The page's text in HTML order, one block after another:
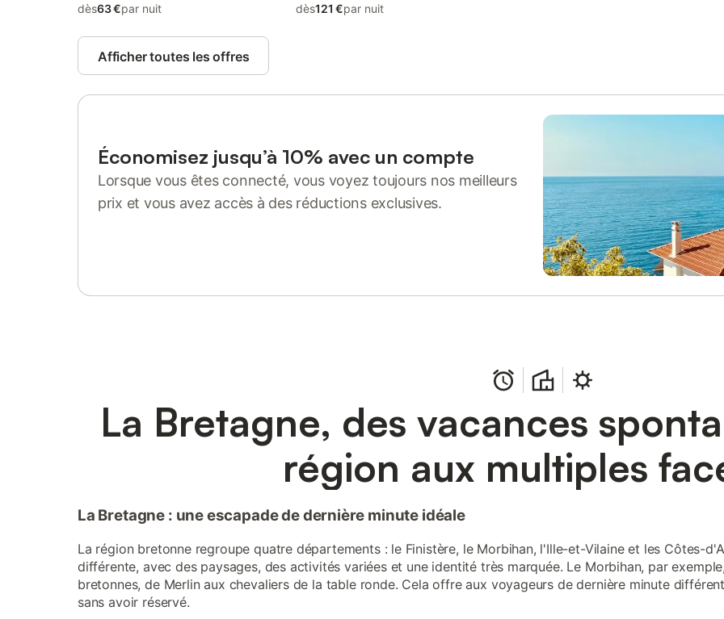
dès63 €par nuit
dès121 €par nuit
Afficher toutes les offres
Économisez jusqu’à 10% avec un compte
Lorsque vous êtes connecté, vous voyez toujours nos meilleurs
prix et vous avez accès à des réductions exclusives.
La Bretagne, des vacances
région aux multiples
La Bretagne : une escapade de dernière minute idéale
La région bretonne regroupe quatre départements : le Finistère, le Morbihan, l'Ille-et-Vilaine et les Côtes-
différente, avec des paysages, des activités variées et une identité très marquée. Le Morbihan, par
bretonnes, de Merlin aux chevaliers de la table ronde. Cela offre aux voyageurs de dernière minute
sans avoir réservé.